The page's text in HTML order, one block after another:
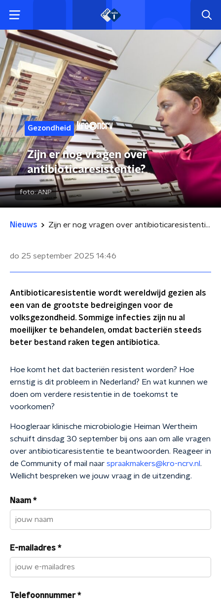
Gezondheid
Zijn er nog vragen over
antibioticaresistentie?
foto:ANP
Nieuws Zijn er nog vragen over antibioticaresistentie?
do 25 september 2025 14:46
Antibioticaresistentie wordt wereldwijd gezien als
een van de grootste bedreigingen voor de
volksgezondheid. Sommige infecties zijn nu al
moeilijker te behandelen, omdat bacteriën steeds
beter bestand raken tegen antibiotica.
Hoe komt het dat bacteriën resistent worden? Hoe
ernstig is dit probleem in Nederland? En wat kunnen we
doen om verdere resistentie in de toekomst te
voorkomen?
Hoogleraar klinische microbiologie Heiman Wertheim
schuift dinsdag 30 september bij ons aan om alle vragen
over antibioticaresistentie te beantwoorden. Reageer in
de Community of mail naar spraakmakers@kro-ncrv.nl .
Wellicht bespreken we jouw vraag in de uitzending.
Naam *
E-mailadres *
Telefoonnummer *